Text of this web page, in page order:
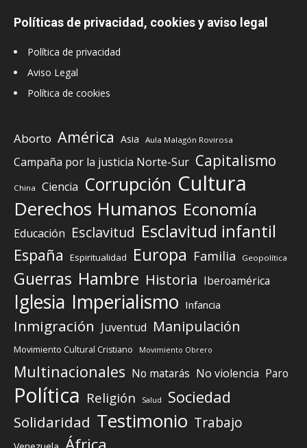
Políticas de privacidad, cookies y aviso legal
Política de privacidad
Aviso Legal
Política de cookies
Aborto América Asia Aula Malagón Rovirosa
Campaña por la justicia Norte-Sur Capitalismo
China Ciencia Corrupción Cultura
Derechos Humanos Economía
Educación Esclavitud Esclavitud infantil
España Espiritualidad Europa Familia Geopolítica
Guerras Hambre Historia Iberoamérica
Iglesia Imperialismo Infancia
Inmigración Juventud Manipulación
Movimiento Cultural Cristiano Movimiento Obrero
Multinacionales No matarás No violencia Paro
Política Religión Salud Sociedad
Solidaridad Testimonio Trabajo